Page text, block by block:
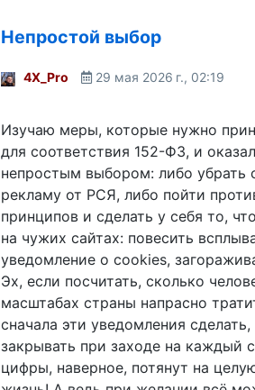
Непростой выбор
4X_Pro 29 мая 2026 г., 02:19
Изучаю меры, которые нужно
для соответствия 152-ФЗ, и
непростым выбором: либо убрать
рекламу от РСЯ, либо пойти
принципов и сделать у себя то,
на чужих сайтах: повесить
уведомление о cookies,
Эх, если посчитать, сколько
масштабах страны напрасно
сначала эти уведомления
закрывать при заходе на каждый
цифры, наверное, потянут на